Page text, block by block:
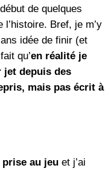
de quelques
Bref, je m’y
idée de finir (et
qu’en réalité je
jet depuis des
mais pas écrit à
au jeu et j’ai